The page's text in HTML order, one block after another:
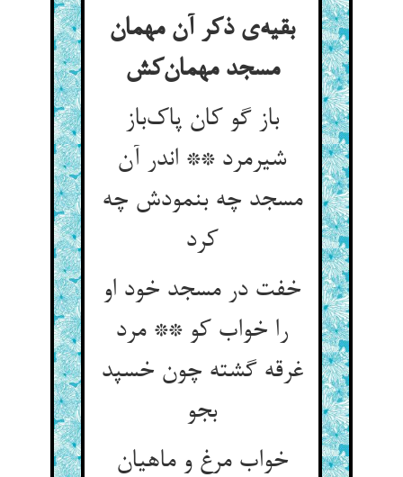
بقیه‌ی ذکر آن مهمان
مسجد مهمان‌کش
باز گو کان پاک‌باز
شیرمرد ** اندر آن
مسجد چه بنمودش چه
کرد
خفت در مسجد خود او
را خواب کو ** مرد
غرقه گشته چون خسپد
بجو
خواب مرغ و ماهیان